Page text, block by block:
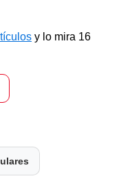
y lo mira 16